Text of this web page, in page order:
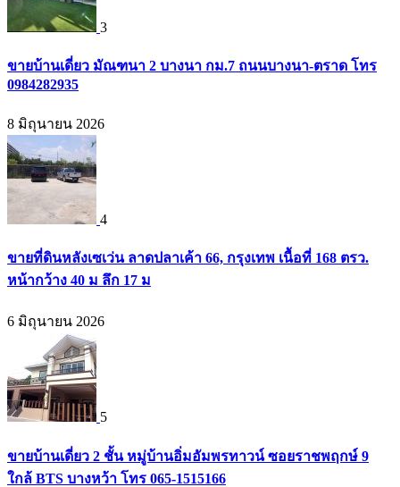
3
ขายบ้านเดี่ยว มัณฑนา 2 บางนา กม.7 ถนนบางนา-ตราด โทร
0984282935
8 มิถุนายน 2026
4
ขายที่ดินหลังเซเว่น ลาดปลาเค้า 66, กรุงเทพ เนื้อที่ 168 ตรว.
หน้ากว้าง 40 ม ลึก 17 ม
6 มิถุนายน 2026
5
ขายบ้านเดี่ยว 2 ชั้น หมู่บ้านอิ่มอัมพรทาวน์ ซอยราชพฤกษ์ 9
ใกล้ BTS บางหว้า โทร 065-1515166